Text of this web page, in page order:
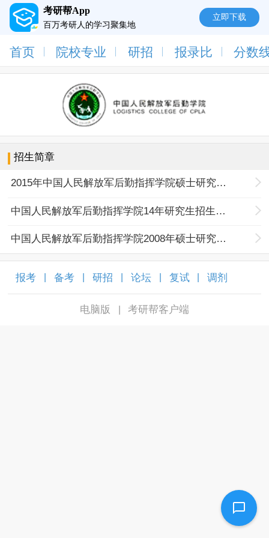
考研帮App
百万考研人的学习聚集地
立即下载
首页 院校专业 研招 报录比 分数
招生简章
2015年中国人民解放军后勤指挥学院硕士研究生招生简章
中国人民解放军后勤指挥学院14年研究生招生简章
中国人民解放军后勤指挥学院2008年硕士研究生招生简章
报考 备考 研招 论坛 复试 调剂
电脑版 考研帮客户端